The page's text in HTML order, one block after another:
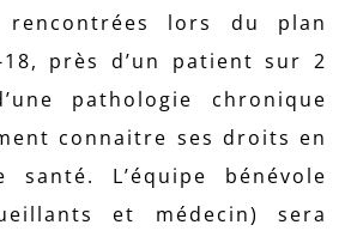
rencontrées lors du plan
18, près d’un patient sur 2
pathologie chronique
connaitre ses droits en
santé. L’équipe bénévole
et médecin) sera